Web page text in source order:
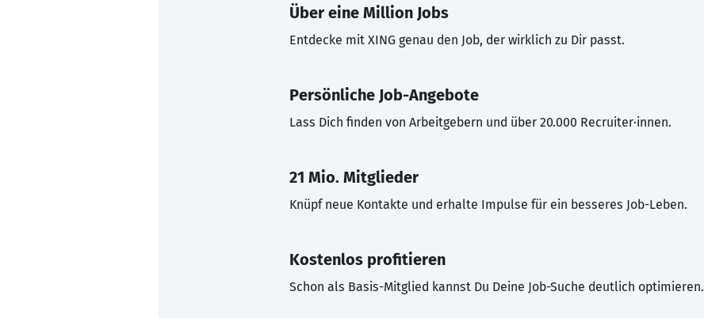
Über eine Million Jobs
Entdecke mit XING genau den Job, der wirklich zu Dir passt.
Persönliche Job-Angebote
Lass Dich finden von Arbeitgebern und über 20.000 Recruiter·innen.
21 Mio. Mitglieder
Knüpf neue Kontakte und erhalte Impulse für ein besseres Job-Leben.
Kostenlos profitieren
Schon als Basis-Mitglied kannst Du Deine Job-Suche deutlich optimieren.